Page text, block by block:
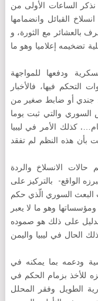
نذكر الساعات الأولى من
القبائل وانضمامها
بالعشائر مع الثورة، و
تضخيمه إعلاميا وهو ما
ودفعها للمواجهة
التحكم فيها، فالأخبار
جندي أو ضابط صغير من
السوري والتي ثبت يوما
كذلك الأمر في ليبيا
بأن هذه النظم لم تفقد
الانسلاخ والردة
الواقع- بالتركيز على
السوري الّذي حكم
وهو ما لا يعبر
على ذلك هو صموده
الحال في ليبيا واليمن
ودعمه بما يمكنه في
للأخذ بزمام الحكم في
الطويل وفقر المحلل